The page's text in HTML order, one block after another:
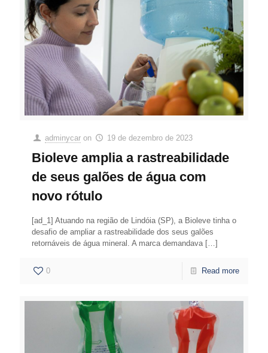
adminycar on 19 de dezembro de 2023
Bioleve amplia a rastreabilidade
de seus galões de água com
novo rótulo
[ad_1] Atuando na região de Lindóia (SP), a Bioleve tinha o
desafio de ampliar a rastreabilidade dos seus galões
retornáveis de água mineral. A marca demandava […]
0 Read more